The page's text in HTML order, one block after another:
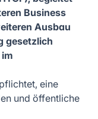
Business
Ausbau
gesetzlich
eine
und öffentliche